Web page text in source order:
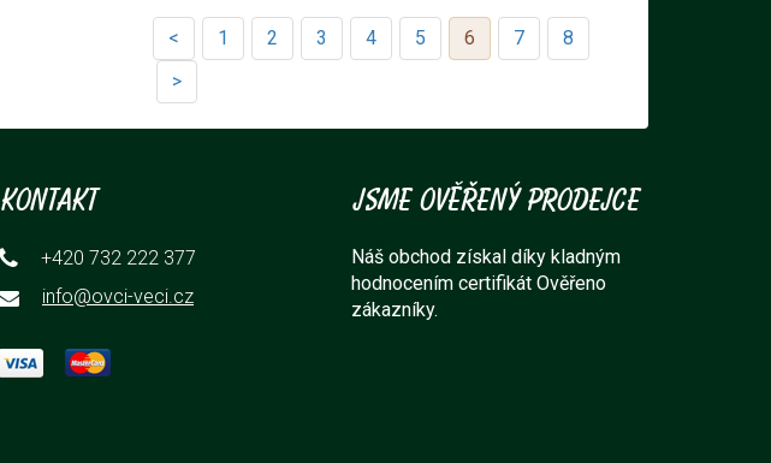
< 1 2 3 4 5 6 7
8
>
Kontakt
+420 732 222 377
info@ovci-veci.cz
Jsme ověřený prodejce
Náš obchod získal díky kladným
hodnocením certifikát Ověřeno
zákazníky.